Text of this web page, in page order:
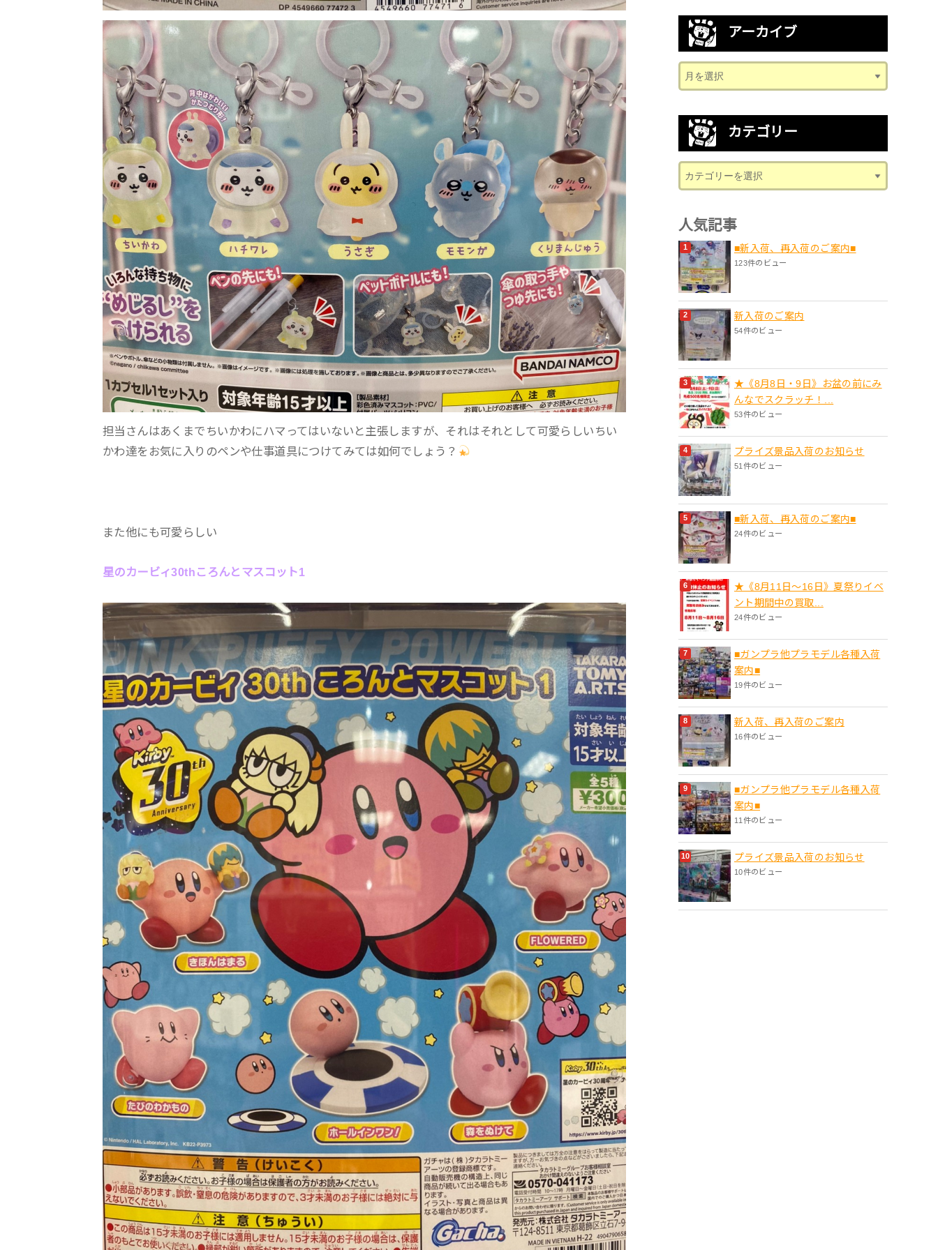
担当さんはあくまでちいかわにハマってはいないと主張しますが、それはそれとして可愛らしいちい
かわ達をお気に入りのペンや仕事道具につけてみては如何でしょう？
また他にも可愛らしい
星のカービィ30thころんとマスコット1
アーカイブ
カテゴリー
人気記事
■新入荷、再入荷のご案内■
123件のビュー
新入荷のご案内
54件のビュー
★《8月8日・9日》お盆の前にみ
んなでスクラッチ！...
53件のビュー
プライズ景品入荷のお知らせ
51件のビュー
■新入荷、再入荷のご案内■
24件のビュー
★《8月11日～16日》夏祭りイベ
ント期間中の買取...
24件のビュー
■ガンプラ他プラモデル各種入荷
案内■
19件のビュー
新入荷、再入荷のご案内
16件のビュー
■ガンプラ他プラモデル各種入荷
案内■
11件のビュー
プライズ景品入荷のお知らせ
10件のビュー